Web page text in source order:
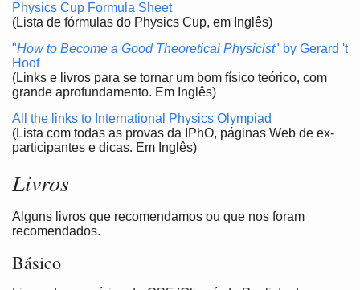
Physics Cup Formula Sheet
(Lista de fórmulas do Physics Cup, em Inglês)
"How to Become a Good Theoretical Physicist" by Gerard 't
Hoof
(Links e livros para se tornar um bom físico teórico, com
grande aprofundamento. Em Inglês)
All the links to International Physics Olympiad
(Lista com todas as provas da IPhO, páginas Web de ex-
participantes e dicas. Em Inglês)
Livros
Alguns livros que recomendamos ou que nos foram
recomendados.
Básico